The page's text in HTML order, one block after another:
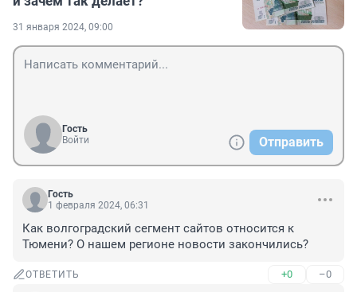
31 января 2024, 09:00
Гость
Войти
Отправить
Гость
1 февраля 2024, 06:31
Как волгоградский сегмент сайтов относится к
Тюмени? О нашем регионе новости закончились?
ОТВЕТИТЬ +0 –0